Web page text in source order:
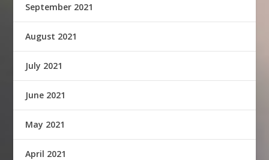
September 2021
August 2021
July 2021
June 2021
May 2021
April 2021